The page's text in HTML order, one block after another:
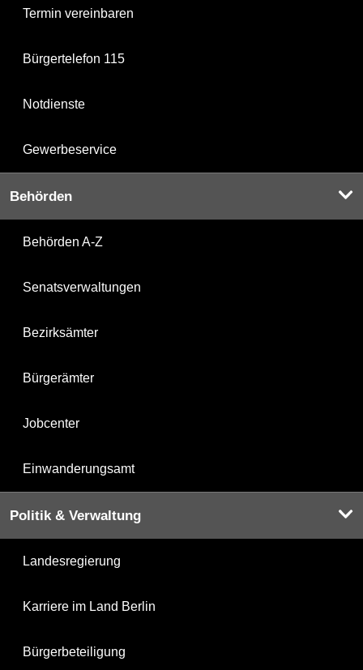
Termin vereinbaren
Bürgertelefon 115
Notdienste
Gewerbeservice
Behörden
Behörden A-Z
Senatsverwaltungen
Bezirksämter
Bürgerämter
Jobcenter
Einwanderungsamt
Politik & Verwaltung
Landesregierung
Karriere im Land Berlin
Bürgerbeteiligung